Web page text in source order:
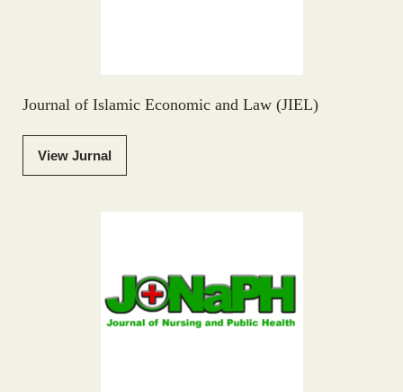
Journal of Islamic Economic and Law (JIEL)
View Jurnal